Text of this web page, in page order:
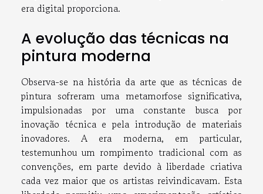
era digital proporciona.
A evolução das técnicas na
pintura moderna
Observa-se na história da arte que as técnicas de
pintura sofreram uma metamorfose significativa,
impulsionadas por uma constante busca por
inovação técnica e pela introdução de materiais
inovadores. A era moderna, em particular,
testemunhou um rompimento tradicional com as
convenções, em parte devido à liberdade criativa
cada vez maior que os artistas reivindicavam. Esta